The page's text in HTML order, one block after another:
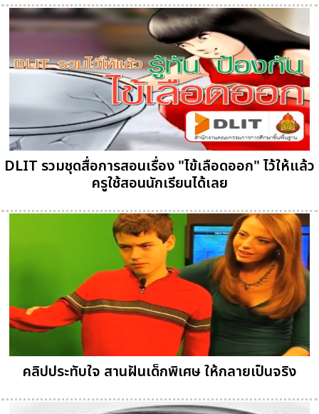
DLIT รวมชุดสื่อการสอนเรื่อง "ไข้เลือดออก" ไว้ให้แล้ว
ครูใช้สอนนักเรียนได้เลย
คลิปประทับใจ สานฝันเด็กพิเศษ ให้กลายเป็นจริง